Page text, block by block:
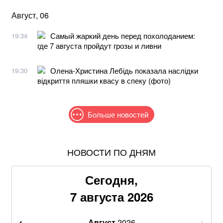
Август, 06
19:34
Самый жаркий день перед похолоданием:
где 7 августа пройдут грозы и ливни
19:30
Олена-Христина Лебідь показала наслідки
відкриття пляшки квасу в спеку (фото)
Больше новостей
Жителям шести областей окажут новую денежную
Продать квартиру станет сложнее: для украинцев
введут новые проверки
НОВОСТИ ПО ДНЯМ
Сегодня,
7 августа 2026